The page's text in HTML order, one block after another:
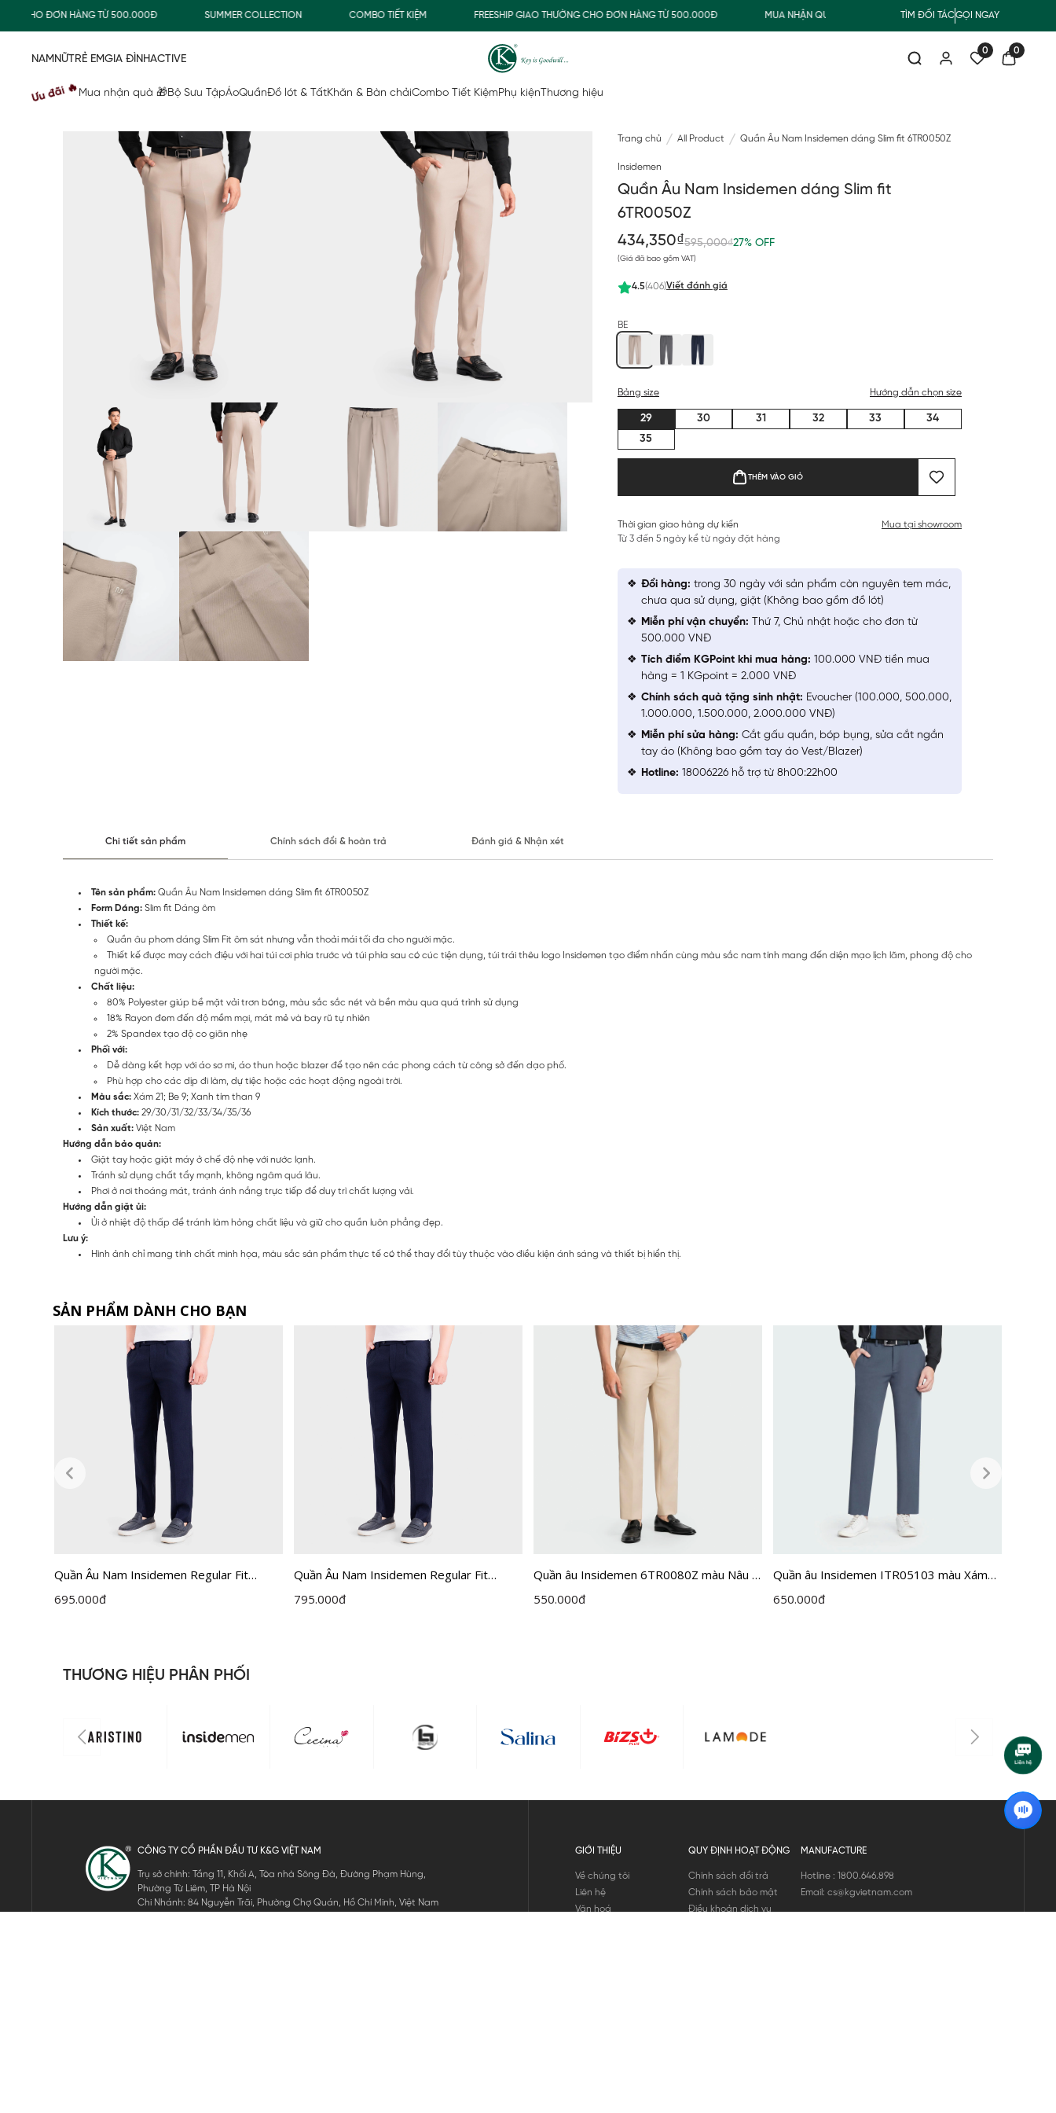
CHO ĐƠN HÀNG TỪ 500.000Đ SUMMER COLLECTION COMBO TIẾT KIỆM FREESHIP GIAO THƯỜNG CHO ĐƠN HÀNG TỪ 500.000Đ MUA NHẬN QUÀ FREESHIP GIAO THƯỜNG CHO ĐƠN HÀNG
TÌM ĐỐI TÁCGỌI NGAY
0 0
NAMNỮTRẺ EMGIA ĐÌNHACTIVE
Ưu đãi 🔥 Mua nhận quà 🎁Bộ Sưu TậpÁoQuầnĐồ lót & TấtKhăn & Bàn chảiCombo Tiết KiệmPhụ kiện Thương hiệu
Trang chủ All Product Quần Âu Nam Insidemen dáng Slim fit 6TR0050Z
Insidemen
Quần Âu Nam Insidemen dáng Slim fit
6TR0050Z
434,350₫595,000₫27% OFF
(Giá đã bao gồm VAT)
4.5(406)Viết đánh giá
BE
Bảng size Hướng dẫn chọn size
29 30 31 32 33
34
35
THÊM VÀO GIỎ
Thời gian giao hàng dự kiến
Từ 3 đến 5 ngày kể từ ngày đặt hàng
Mua tại showroom
Đổi hàng: trong 30 ngày với sản phẩm còn nguyên tem mác,
chưa qua sử dụng, giặt (Không bao gồm đồ lót)
Miễn phí vận chuyển: Thứ 7, Chủ nhật hoặc cho đơn từ
500.000 VNĐ
Tích điểm KGPoint khi mua hàng: 100.000 VNĐ tiền mua
hàng = 1 KGpoint = 2.000 VNĐ
Chính sách quà tặng sinh nhật: Evoucher (100.000, 500.000,
1.000.000, 1.500.000, 2.000.000 VNĐ)
Miễn phí sửa hàng: Cắt gấu quần, bóp bụng, sửa cắt ngắn
tay áo (Không bao gồm tay áo Vest/Blazer)
Hotline: 18006226 hỗ trợ từ 8h00:22h00
Chi tiết sản phẩm Chính sách đổi & hoàn trả Đánh giá & Nhận xét
Tên sản phẩm: Quần Âu Nam Insidemen dáng Slim fit 6TR0050Z
Form Dáng: Slim fit Dáng ôm
Thiết kế:
Quần âu phom dáng Slim Fit ôm sát nhưng vẫn thoải mái tối đa cho người mặc.
Thiết kế được may cách điệu với hai túi cơi phía trước và túi phía sau có cúc tiện dụng, túi trái thêu logo Insidemen tạo điểm nhấn cùng màu sắc nam tính mang đến diện mạo lịch lãm, phong độ cho
người mặc.
Chất liệu:
80% Polyester giúp bề mặt vải trơn bóng, màu sắc sắc nét và bền màu qua quá trình sử dụng
18% Rayon đem đến độ mềm mại, mát mẻ và bay rũ tự nhiên
2% Spandex tạo độ co giãn nhẹ
Phối với:
Dễ dàng kết hợp với áo sơ mi, áo thun hoặc blazer để tạo nên các phong cách từ công sở đến dạo phố.
Phù hợp cho các dịp đi làm, dự tiệc hoặc các hoạt động ngoài trời.
Màu sắc: Xám 21; Be 9; Xanh tím than 9
Kích thước: 29/30/31/32/33/34/35/36
Sản xuất: Việt Nam
Hướng dẫn bảo quản:
Giặt tay hoặc giặt máy ở chế độ nhẹ với nước lạnh.
Tránh sử dụng chất tẩy mạnh, không ngâm quá lâu.
Phơi ở nơi thoáng mát, tránh ánh nắng trực tiếp để duy trì chất lượng vải.
Hướng dẫn giặt ủi:
Ủi ở nhiệt độ thấp để tránh làm hỏng chất liệu và giữ cho quần luôn phẳng đẹp.
Lưu ý:
Hình ảnh chỉ mang tính chất minh họa, màu sắc sản phẩm thực tế có thể thay đổi tùy thuộc vào điều kiện ánh sáng và thiết bị hiển thị.
SẢN PHẨM DÀNH CHO BẠN
Quần Âu Nam Insidemen Regular Fit
ITRR01F
695.000đ
Quần Âu Nam Insidemen Regular Fit
ITRR05F
795.000đ
Quần âu Insidemen 6TR0080Z màu Nâu 9
cỡ 29
550.000đ
Quần âu Insidemen ITR05103 màu Xám
39 cỡ 30
650.000đ
THƯƠNG HIỆU PHÂN PHỐI
CÔNG TY CỔ PHẦN ĐẦU TƯ K&G VIỆT NAM
Trụ sở chính: Tầng 11, Khối A, Tòa nhà Sông Đà, Đường Phạm Hùng,
Phường Từ Liêm, TP Hà Nội
Chi Nhánh: 84 Nguyễn Trãi, Phường Chợ Quán, Hồ Chí Minh, Việt Nam
GIỚI THIỆU
Về chúng tôi
Liên hệ
Văn hoá
QUY ĐỊNH HOẠT ĐỘNG
Chính sách đổi trả
Chính sách bảo mật
Điều khoản dịch vụ
MANUFACTURE
Hotline : 1800.646.898
Email: cs@kgvietnam.com